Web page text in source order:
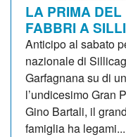
LA PRIMA
FABBRI A
Anticipo al sabato
nazionale di
Garfagnana su di
l’undicesimo Gran
Gino Bartali, il
famiglia ha legami...